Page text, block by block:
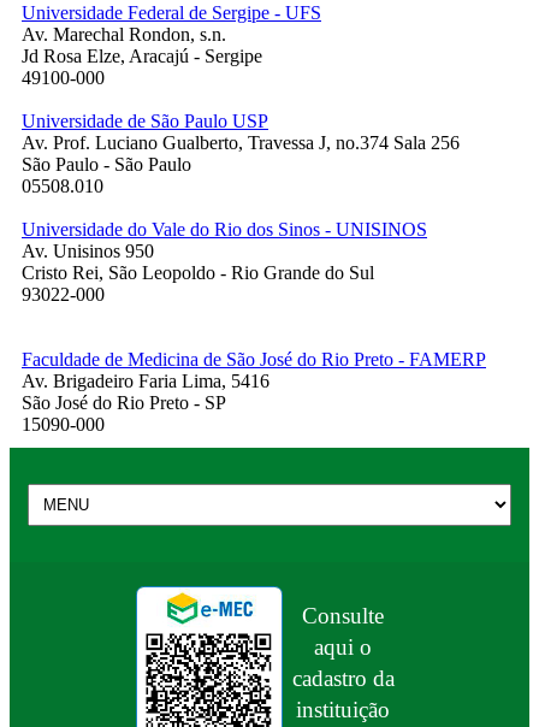
Universidade Federal de Sergipe - UFS
Av. Marechal Rondon, s.n.
Jd Rosa Elze, Aracajú - Sergipe
49100-000
Universidade de São Paulo USP
Av. Prof. Luciano Gualberto, Travessa J, no.374 Sala 256
São Paulo - São Paulo
05508.010
Universidade do Vale do Rio dos Sinos - UNISINOS
Av. Unisinos 950
Cristo Rei, São Leopoldo - Rio Grande do Sul
93022-000
Faculdade de Medicina de São José do Rio Preto - FAMERP
Av. Brigadeiro Faria Lima, 5416
São José do Rio Preto - SP
15090-000
Consulte
aqui o
cadastro da
instituição